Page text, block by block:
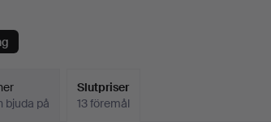
bjuda på
Slutpriser
13 föremål